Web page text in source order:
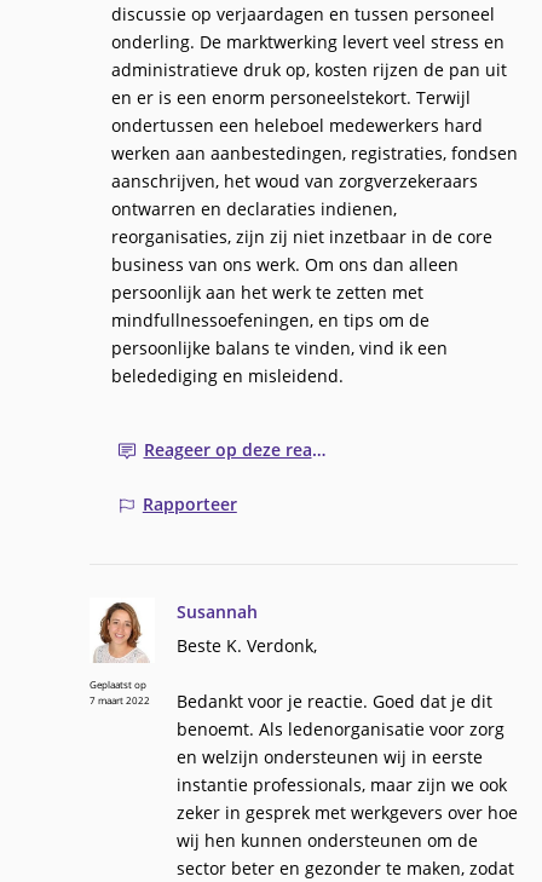
discussie op verjaardagen en tussen personeel
onderling. De marktwerking levert veel stress en
administratieve druk op, kosten rijzen de pan uit
en er is een enorm personeelstekort. Terwijl
ondertussen een heleboel medewerkers hard
werken aan aanbestedingen, registraties, fondsen
aanschrijven, het woud van zorgverzekeraars
ontwarren en declaraties indienen,
reorganisaties, zijn zij niet inzetbaar in de core
business van ons werk. Om ons dan alleen
persoonlijk aan het werk te zetten met
mindfullnessoefeningen, en tips om de
persoonlijke balans te vinden, vind ik een
beledediging en misleidend.
Reageer op deze reactie
Rapporteer
Susannah
Beste K. Verdonk,
Bedankt voor je reactie. Goed dat je dit
benoemt. Als ledenorganisatie voor zorg
en welzijn ondersteunen wij in eerste
instantie professionals, maar zijn we ook
zeker in gesprek met werkgevers over hoe
wij hen kunnen ondersteunen om de
sector beter en gezonder te maken, zodat
Geplaatst op
7 maart 2022